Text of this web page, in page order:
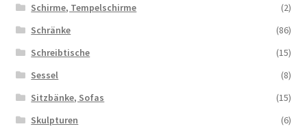
Schirme, Tempelschirme
(2)
Schränke
(86)
Schreibtische
(15)
Sessel
(8)
Sitzbänke, Sofas
(15)
Skulpturen
(6)